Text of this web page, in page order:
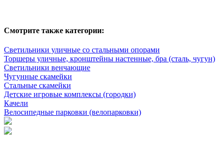
Смотрите также категории:
Светильники уличные со стальными опорами
Торшеры уличные, кронштейны настенные, бра (сталь, чугун)
Светильники венчающие
Чугунные скамейки
Стальные скамейки
Детские игровые комплексы (городки)
Качели
Велосипедные парковки (велопарковки)